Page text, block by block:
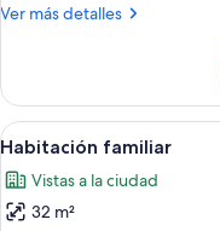
Ver más detalles
Más
with
terrace
Abrir
todas
las
fotos
1
Habitación familiar
Vistas a la ciudad
32 m²